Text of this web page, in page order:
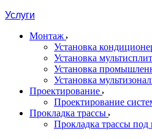
Услуги
Монтаж
Установка
Установка
Установка
Установка
Проектирование
Проектирование
Прокладка трассы
Прокладка трассы под